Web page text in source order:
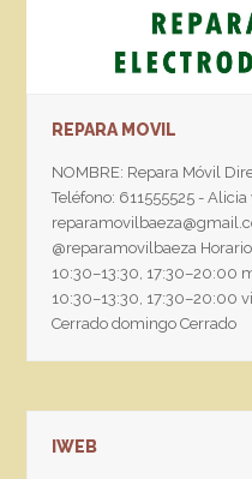
REPARA MOVIL
NOMBRE: Repara Móvil
Teléfono: 611555525 -
@reparamovilbaeza
10:30–13:30, 17:30–20:00
10:30–13:30, 17:30–20:00
Cerrado domingo Cerrado
IWEB